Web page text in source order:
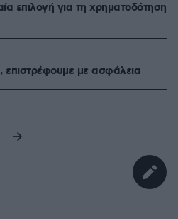
επιλογή για τη χρηματοδότηση
με ασφάλεια